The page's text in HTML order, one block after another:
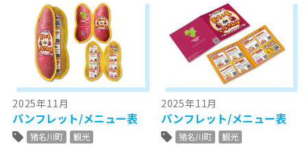
2025年11月
パンフレット/メニュー表
猪名川町 観光
2025年11月
パンフレット/メニュー表
猪名川町 観光